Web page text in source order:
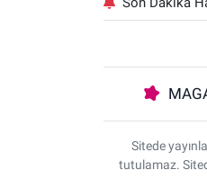
Sitede
tutulamaz.